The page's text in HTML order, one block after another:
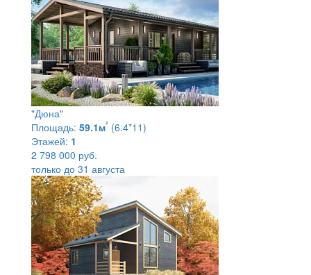
"Дюна"
Площадь: 59.1м² (6.4*11)
Этажей: 1
2 798 000 руб.
только до 31 августа